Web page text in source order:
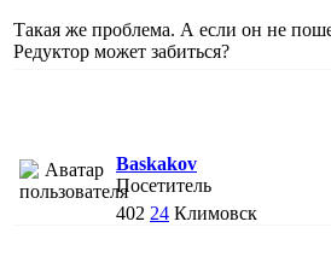
Такая же проблема. А если он не
Редуктор может забиться?
Baskakov
Посетитель
402 24 Климовск